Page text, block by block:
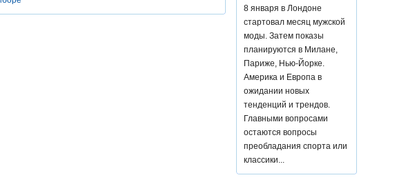
8 января в Лондоне
стартовал месяц мужской
моды. Затем показы
планируются в Милане,
Париже, Нью-Йорке.
Америка и Европа в
ожидании новых
тенденций и трендов.
Главными вопросами
остаются вопросы
преобладания спорта или
классики...